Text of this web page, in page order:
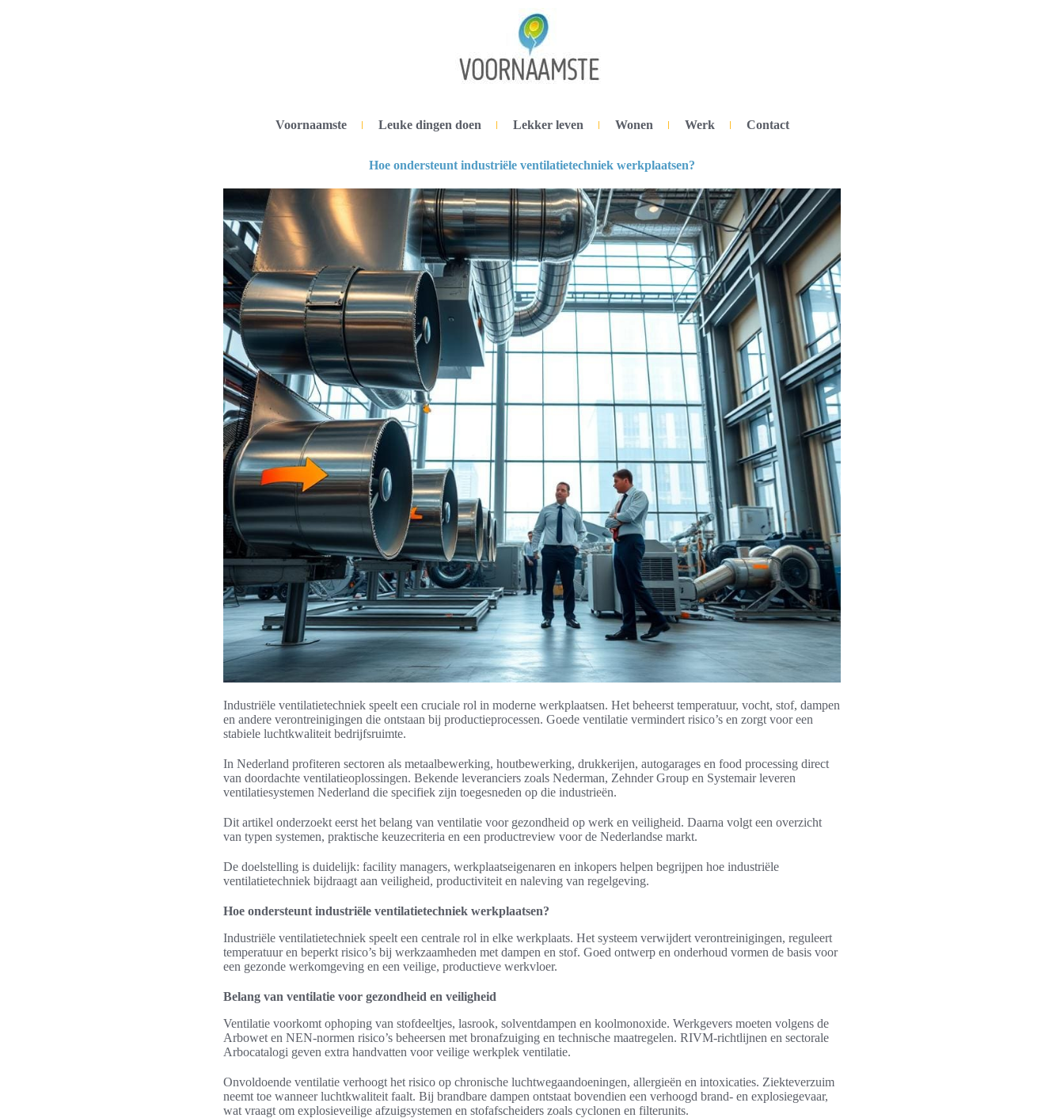
Voornaamste Leuke dingen doen Lekker leven Wonen Werk Contact
Hoe ondersteunt industriële ventilatietechniek werkplaatsen?
Industriële ventilatietechniek speelt een cruciale rol in moderne werkplaatsen. Het beheerst temperatuur, vocht, stof, dampen
en andere verontreinigingen die ontstaan bij productieprocessen. Goede ventilatie vermindert risico’s en zorgt voor een
stabiele luchtkwaliteit bedrijfsruimte.
In Nederland profiteren sectoren als metaalbewerking, houtbewerking, drukkerijen, autogarages en food processing direct
van doordachte ventilatieoplossingen. Bekende leveranciers zoals Nederman, Zehnder Group en Systemair leveren
ventilatiesystemen Nederland die specifiek zijn toegesneden op die industrieën.
Dit artikel onderzoekt eerst het belang van ventilatie voor gezondheid op werk en veiligheid. Daarna volgt een overzicht
van typen systemen, praktische keuzecriteria en een productreview voor de Nederlandse markt.
De doelstelling is duidelijk: facility managers, werkplaatseigenaren en inkopers helpen begrijpen hoe industriële
ventilatietechniek bijdraagt aan veiligheid, productiviteit en naleving van regelgeving.
Hoe ondersteunt industriële ventilatietechniek werkplaatsen?
Industriële ventilatietechniek speelt een centrale rol in elke werkplaats. Het systeem verwijdert verontreinigingen, reguleert
temperatuur en beperkt risico’s bij werkzaamheden met dampen en stof. Goed ontwerp en onderhoud vormen de basis voor
een gezonde werkomgeving en een veilige, productieve werkvloer.
Belang van ventilatie voor gezondheid en veiligheid
Ventilatie voorkomt ophoping van stofdeeltjes, lasrook, solventdampen en koolmonoxide. Werkgevers moeten volgens de
Arbowet en NEN-normen risico’s beheersen met bronafzuiging en technische maatregelen. RIVM-richtlijnen en sectorale
Arbocatalogi geven extra handvatten voor veilige werkplek ventilatie.
Onvoldoende ventilatie verhoogt het risico op chronische luchtwegaandoeningen, allergieën en intoxicaties. Ziekteverzuim
neemt toe wanneer luchtkwaliteit faalt. Bij brandbare dampen ontstaat bovendien een verhoogd brand- en explosiegevaar,
wat vraagt om explosieveilige afzuigsystemen en stofafscheiders zoals cyclonen en filterunits.